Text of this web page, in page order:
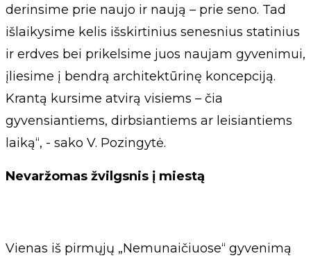
derinsime prie naujo ir naują – prie seno. Tad
išlaikysime kelis išskirtinius senesnius statinius
ir erdves bei prikelsime juos naujam gyvenimui,
įliesime į bendrą architektūrinę koncepciją.
Krantą kursime atvirą visiems – čia
gyvensiantiems, dirbsiantiems ar leisiantiems
laiką“, - sako V. Pozingytė.
Nevaržomas žvilgsnis į miestą
Vienas iš pirmųjų „Nemunaičiuose“ gyvenimą